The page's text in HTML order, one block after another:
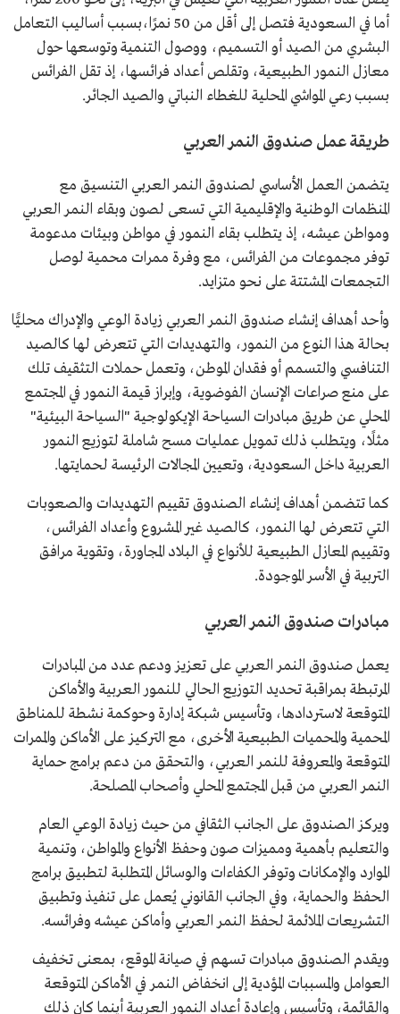
أما في السعودية فتصل إلى أقل من 50 نمرًا،بسبب أساليب التعامل
البشري من الصيد أو التسميم، ووصول التنمية وتوسعها حول
معازل النمور الطبيعية، وتقلص أعداد فرائسها، إذ تقل الفرائس
بسبب رعي المواشي المحلية للغطاء النباتي والصيد الجائر.
طريقة عمل صندوق النمر العربي
يتضمن العمل الأساسي لصندوق النمر العربي التنسيق مع
المنظمات الوطنية والإقليمية التي تسعى لصون وبقاء النمر العربي
ومواطن عيشه، إذ يتطلب بقاء النمور في مواطن وبيئات مدعومة
توفر مجموعات من الفرائس، مع وفرة ممرات محمية لوصل
التجمعات المشتتة على نحو متزايد.
وأحد أهداف إنشاء صندوق النمر العربي زيادة الوعي والإدراك محليًّا
بحالة هذا النوع من النمور، والتهديدات التي تتعرض لها كالصيد
التنافسي والتسمم أو فقدان الموطن، وتعمل حملات التثقيف تلك
على منع صراعات الإنسان الفوضوية، وإبراز قيمة النمور في المجتمع
المحلي عن طريق مبادرات السياحة الإيكولوجية "السياحة البيئية"
مثلًا، ويتطلب ذلك تمويل عمليات مسح شاملة لتوزيع النمور
العربية داخل السعودية، وتعيين المجالات الرئيسة لحمايتها.
كما تتضمن أهداف إنشاء الصندوق تقييم التهديدات والصعوبات
التي تتعرض لها النمور، كالصيد غير المشروع وأعداد الفرائس،
وتقييم المعازل الطبيعية للأنواع في البلاد المجاورة، وتقوية مرافق
التربية في الأسر الموجودة.
مبادرات صندوق النمر العربي
يعمل صندوق النمر العربي على تعزيز ودعم عدد من المبادرات
المرتبطة بمراقبة تحديد التوزيع الحالي للنمور العربية والأماكن
المتوقعة لاستردادها، وتأسيس شبكة إدارة وحوكمة نشطة للمناطق
المحمية والمحميات الطبيعية الأخرى، مع التركيز على الأماكن والممرات
المتوقعة والمعروفة للنمر العربي، والتحقق من دعم برامج حماية
النمر العربي من قبل المجتمع المحلي وأصحاب المصلحة.
ويركز الصندوق على الجانب الثقافي من حيث زيادة الوعي العام
والتعليم بأهمية ومميزات صون وحفظ الأنواع والمواطن، وتنمية
الموارد والإمكانات وتوفر الكفاءات والوسائل المتطلبة لتطبيق برامج
الحفظ والحماية، وفي الجانب القانوني يُعمل على تنفيذ وتطبيق
التشريعات الملائمة لحفظ النمر العربي وأماكن عيشه وفرائسه.
ويقدم الصندوق مبادرات تسهم في صيانة الموقع، بمعنى تخفيف
العوامل والمسببات المؤدية إلى انخفاض النمر في الأماكن المتوقعة
والقائمة، وتأسيس وإعادة أعداد النمور العربية أينما كان ذلك